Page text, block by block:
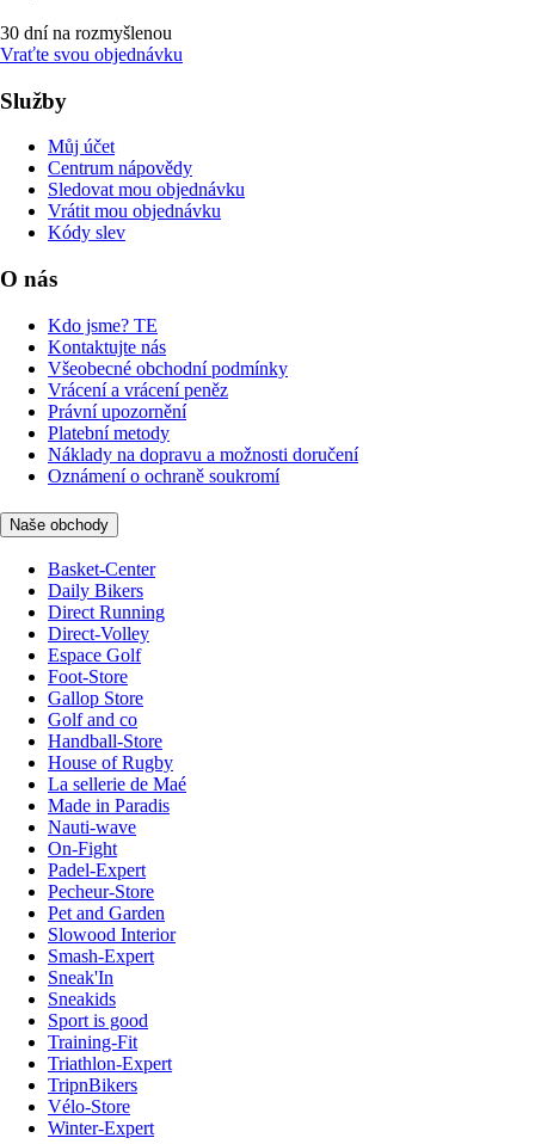
30 dní na rozmyšlenou
Vraťte svou objednávku
Služby
Můj účet
Centrum nápovědy
Sledovat mou objednávku
Vrátit mou objednávku
Kódy slev
O nás
Kdo jsme? TE
Kontaktujte nás
Všeobecné obchodní podmínky
Vrácení a vrácení peněz
Právní upozornění
Platební metody
Náklady na dopravu a možnosti doručení
Oznámení o ochraně soukromí
Naše obchody
Basket-Center
Daily Bikers
Direct Running
Direct-Volley
Espace Golf
Foot-Store
Gallop Store
Golf and co
Handball-Store
House of Rugby
La sellerie de Maé
Made in Paradis
Nauti-wave
On-Fight
Padel-Expert
Pecheur-Store
Pet and Garden
Slowood Interior
Smash-Expert
Sneak'In
Sneakids
Sport is good
Training-Fit
Triathlon-Expert
TripnBikers
Vélo-Store
Winter-Expert